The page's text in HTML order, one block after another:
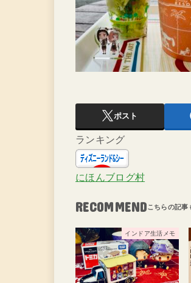
ポスト
ランキング
にほんブログ村
RECOMMEND
インドア生活メモ